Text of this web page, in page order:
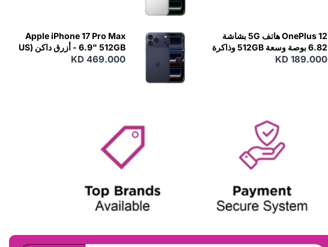
OnePlus 12 هاتف 5G بشاشة
6.82 بوصة وسعة 512GB وذاكرة
RAM 16GB - Silky Black
KD 189.000
Apple iPhone 17 Pro Max
6.9" 512GB - أزرق داكن (US
Variant)
KD 469.000